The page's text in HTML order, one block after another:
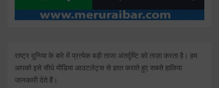
राष्ट्र दुनिया के बारे में प्रत्येक बड़ी ताजा अंतर्दृष्टि को ताज़ा करता है। हम
आपको इसे सीधे मीडिया आउटलेट्स से ज्ञात कराते हुए सबसे हालिया
जानकारी देते हैं।